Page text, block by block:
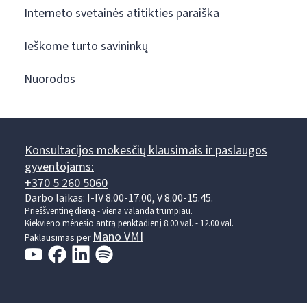
Interneto svetainės atitikties paraiška
Ieškome turto savininkų
Nuorodos
Konsultacijos mokesčių klausimais ir paslaugos
gyventojams:
+370 5 260 5060
Darbo laikas: I-IV 8.00-17.00, V 8.00-15.45.
Prieššventinę dieną - viena valanda trumpiau.
Kiekvieno mėnesio antrą penktadienį 8.00 val. - 12.00 val.
Paklausimas perMano VMI